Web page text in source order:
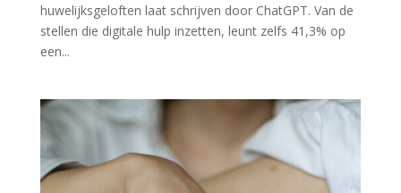
huwelijksgeloften laat schrijven door ChatGPT. Van de
stellen die digitale hulp inzetten, leunt zelfs 41,3% op
een...